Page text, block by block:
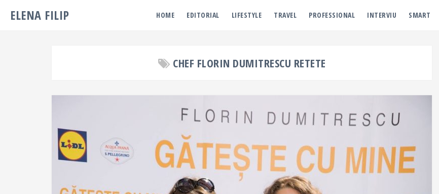
ELENA FILIP HOME EDITORIAL LIFESTYLE TRAVEL PROFESSIONAL INTERVIU SMART
CHEF FLORIN DUMITRESCU RETETE